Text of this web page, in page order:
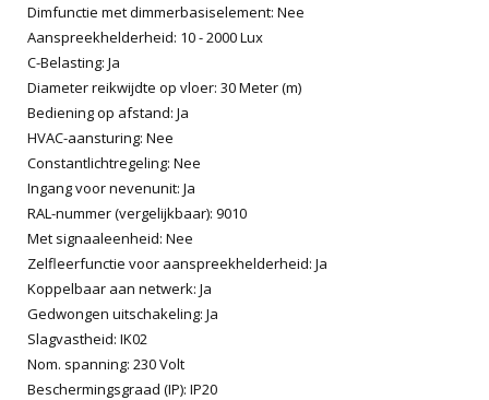
Dimfunctie met dimmerbasiselement: Nee
Aanspreekhelderheid: 10 - 2000 Lux
C-Belasting: Ja
Diameter reikwijdte op vloer: 30 Meter (m)
Bediening op afstand: Ja
HVAC-aansturing: Nee
Constantlichtregeling: Nee
Ingang voor nevenunit: Ja
RAL-nummer (vergelijkbaar): 9010
Met signaaleenheid: Nee
Zelfleerfunctie voor aanspreekhelderheid: Ja
Koppelbaar aan netwerk: Ja
Gedwongen uitschakeling: Ja
Slagvastheid: IK02
Nom. spanning: 230 Volt
Beschermingsgraad (IP): IP20